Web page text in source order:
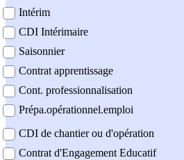
Intérim
CDI Intérimaire
Saisonnier
Contrat apprentissage
Cont. professionnalisation
Prépa.opérationnel.emploi
CDI de chantier ou d'opération
Contrat d'Engagement Educatif